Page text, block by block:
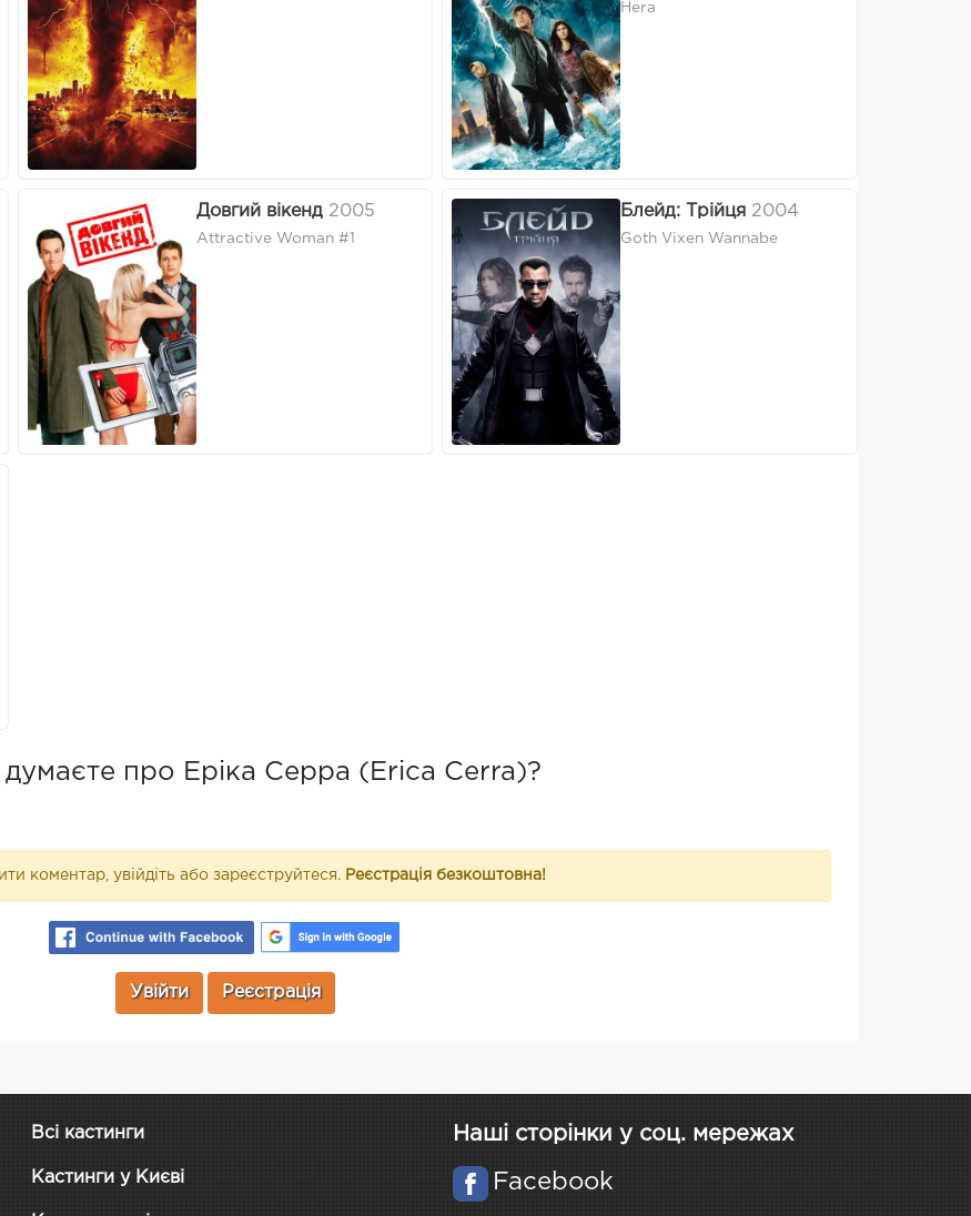
Hera
Довгий вікенд 2005
Attractive Woman #1
Блейд: Трійця 2004
Goth Vixen Wannabe
про Еріка Серра (Erica Cerra)?
коментар, увійдіть або зареєструйтеся. Реєстрація безкоштовна!
Увійти Реєстрація
Всі кастинги
Кастинги у Києві
Наші сторінки у соц. мережах
Facebook